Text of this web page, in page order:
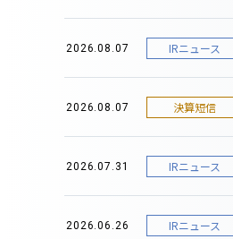
2026.08.07 IRニュース
2026.08.07 決算短信
2026.07.31 IRニュース
2026.06.26 IRニュース